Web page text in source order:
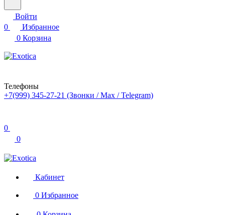
Войти
0
Избранное
0 Корзина
Телефоны
+7(999) 345-27-21 (Звонки / Max / Telegram)
0
0
Кабинет
0 Избранное